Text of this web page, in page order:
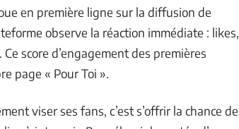
en première ligne sur la diffusion de
observe la réaction immédiate : likes,
score d’engagement des premières
page « Pour Toi ».
viser ses fans, c’est s’offrir la chance de